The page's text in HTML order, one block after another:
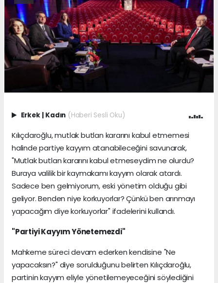
Erkek | Kadın (Haberi Sesli Oku)
Kılıçdaroğlu, mutlak butlan kararını kabul etmemesi
halinde partiye kayyım atanabileceğini savunarak,
"Mutlak butlan kararını kabul etmeseydim ne olurdu?
Buraya valilik bir kaymakamı kayyım olarak atardı.
Sadece ben gelmiyorum, eski yönetim olduğu gibi
geliyor. Benden niye korkuyorlar? Çünkü ben arınmayı
yapacağım diye korkuyorlar" ifadelerini kullandı.
"Partiyi Kayyım Yönetemezdi"
Mahkeme süreci devam ederken kendisine "Ne
yapacaksın?" diye sorulduğunu belirten Kılıçdaroğlu,
partinin kayyım eliyle yönetilemeyeceğini söylediğini